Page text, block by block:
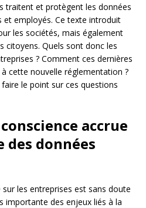
traitent et protègent les données
et employés. Ce texte introduit
les sociétés, mais également
citoyens. Quels sont donc les
? Comment ces dernières
cette nouvelle réglementation ?
le point sur ces questions
accrue
des données
sur les entreprises est sans doute
importante des enjeux liés à la